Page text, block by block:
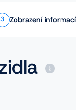
3 Zobrazení informací